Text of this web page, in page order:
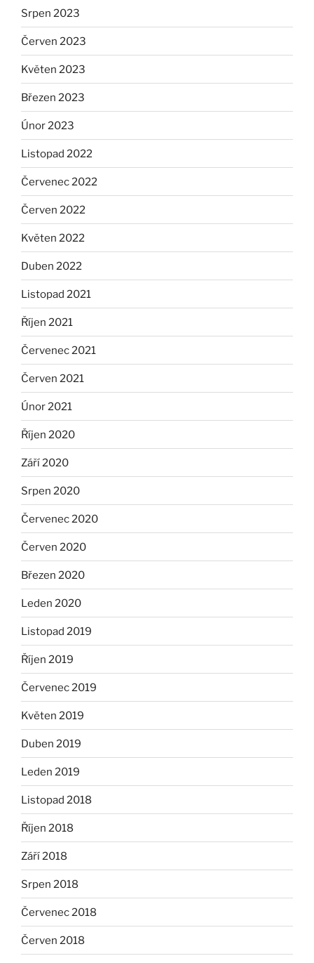
Srpen 2023
Červen 2023
Květen 2023
Březen 2023
Únor 2023
Listopad 2022
Červenec 2022
Červen 2022
Květen 2022
Duben 2022
Listopad 2021
Říjen 2021
Červenec 2021
Červen 2021
Únor 2021
Říjen 2020
Září 2020
Srpen 2020
Červenec 2020
Červen 2020
Březen 2020
Leden 2020
Listopad 2019
Říjen 2019
Červenec 2019
Květen 2019
Duben 2019
Leden 2019
Listopad 2018
Říjen 2018
Září 2018
Srpen 2018
Červenec 2018
Červen 2018